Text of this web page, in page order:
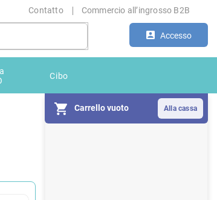
Contatto Commercio all’ingrosso B2B
Accesso
Carrello vuoto
Cibo